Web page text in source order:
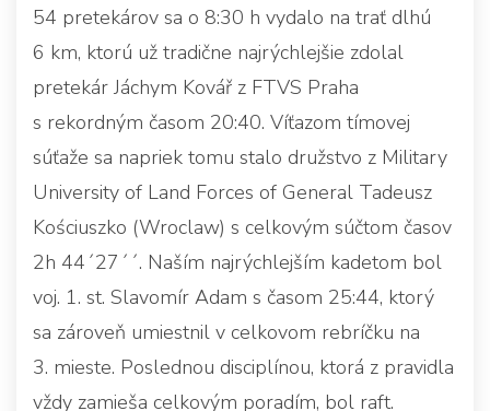
54 pretekárov sa o 8:30 h vydalo na trať dlhú
6 km, ktorú už tradične najrýchlejšie zdolal
pretekár Jáchym Kovář z FTVS Praha
s rekordným časom 20:40. Víťazom tímovej
súťaže sa napriek tomu stalo družstvo z Military
University of Land Forces of General Tadeusz
Kościuszko (Wroclaw) s celkovým súčtom časov
2h 44´27´´. Naším najrýchlejším kadetom bol
voj. 1. st. Slavomír Adam s časom 25:44, ktorý
sa zároveň umiestnil v celkovom rebríčku na
3. mieste. Poslednou disciplínou, ktorá z pravidla
vždy zamieša celkovým poradím, bol raft.